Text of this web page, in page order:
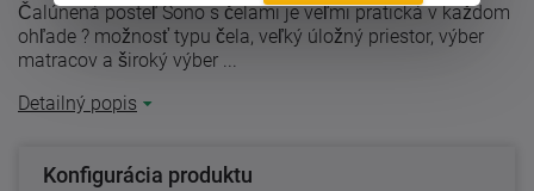
Čalúnená posteľ Sono s čelami je veľmi pratická v každom
ohľade ? možnosť typu čela, veľký úložný priestor, výber
matracov a široký výber ...
Detailný popis
Konfigurácia produktu